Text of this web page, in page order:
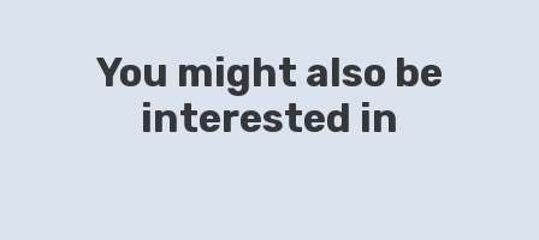
You might also be
interested in